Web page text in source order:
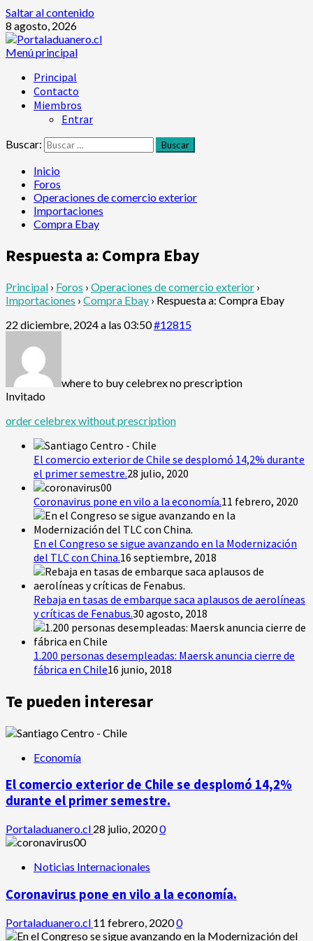
Saltar al contenido
8 agosto, 2026
Menú principal
Principal
Contacto
Miembros
Entrar
Buscar:
Inicio
Foros
Operaciones de comercio exterior
Importaciones
Compra Ebay
Respuesta a: Compra Ebay
Principal › Foros › Operaciones de comercio exterior ›
Importaciones › Compra Ebay › Respuesta a: Compra Ebay
22 diciembre, 2024 a las 03:50#12815
where to buy celebrex no prescription
Invitado
order celebrex without prescription
El comercio exterior de Chile se desplomó 14,2% durante
el primer semestre.28 julio, 2020
Coronavirus pone en vilo a la economía.11 febrero, 2020
En el Congreso se sigue avanzando en la Modernización
del TLC con China.16 septiembre, 2018
Rebaja en tasas de embarque saca aplausos de aerolíneas
y críticas de Fenabus.30 agosto, 2018
1.200 personas desempleadas: Maersk anuncia cierre de
fábrica en Chile16 junio, 2018
Te pueden interesar
Economía
El comercio exterior de Chile se desplomó 14,2%
durante el primer semestre.
Portaladuanero.cl 28 julio, 20200
Noticias Internacionales
Coronavirus pone en vilo a la economía.
Portaladuanero.cl 11 febrero, 20200